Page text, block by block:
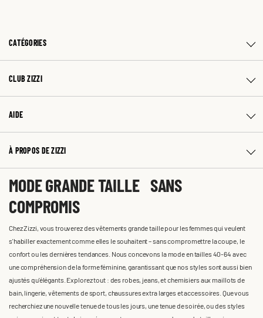
CATÉGORIES
CLUB ZIZZI
AIDE
À PROPOS DE ZIZZI
MODE GRANDE TAILLE SANS
COMPROMIS
Chez Zizzi, vous trouverez des vêtements grande taille pour les femmes qui veulent
s'habiller exactement comme elles le souhaitent – sans compromettre la coupe, le
confort ou les dernières tendances. Nous concevons la mode en tailles 40-64 avec
une compréhension de la forme féminine, garantissant que nos styles sont aussi bien
ajustés qu'élégants. Explorez tout : des robes, jeans, et chemisiers aux maillots de
bain, lingerie, vêtements de sport, chaussures extra larges et accessoires. Que vous
recherchiez une nouvelle tenue de tous les jours, une tenue de soirée, ou des styles